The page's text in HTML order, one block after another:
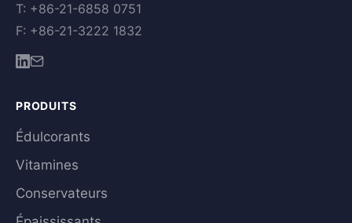
T: +86-21-6858 0751
F: +86-21-3222 1832
PRODUITS
Édulcorants
Vitamines
Conservateurs